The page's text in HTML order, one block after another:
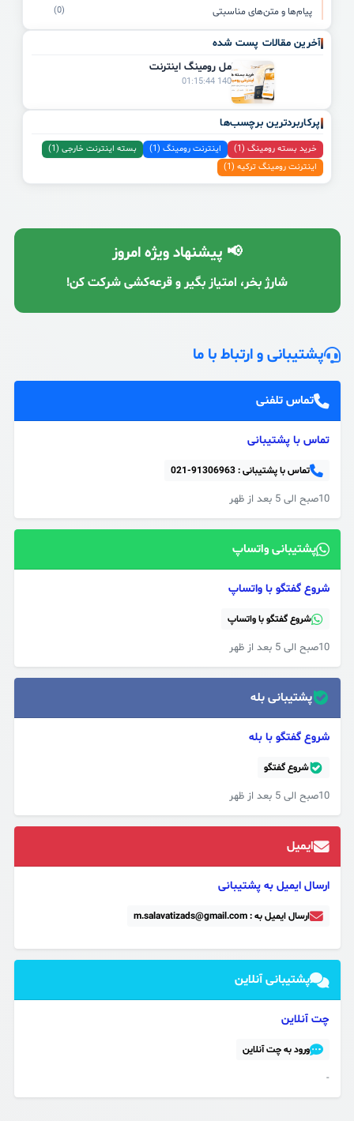
پیام‌ها و متن‌های مناسبتی (0)
آخرین مقالات پست شده
راهنمای کامل رومینگ اینترنت
1405/04/03 01:15:44
پرکاربردترین برچسب‌ها
خرید بسته رومینگ (1) اینترنت رومینگ (1)
بسته اینترنت خارجی (1)
اینترنت رومینگ ترکیه (1)
📢 پیشنهاد ویژه امروز
شارژ بخر، امتیاز بگیر و قرعه‌کشی شرکت کن!
پشتیبانی و ارتباط با ما
تماس تلفنی
تماس با پشتیبانی
تماس با پشتیبانی :021-91306963
10صبح الی 5 بعد از ظهر
پشتیبانی واتساپ
شروع گفتگو با واتساپ
شروع گفتگو با واتساپ
10صبح الی 5 بعد از ظهر
پشتیبانی بله
شروع گفتگو با بله
شروع گفتگو
10صبح الی 5 بعد از ظهر
ایمیل
ارسال ایمیل به پشتیبانی
ارسال ایمیل به : m.salavatizads@gmail.com
پشتیبانی آنلاین
چت آنلاین
ورود به چت آنلاین
-